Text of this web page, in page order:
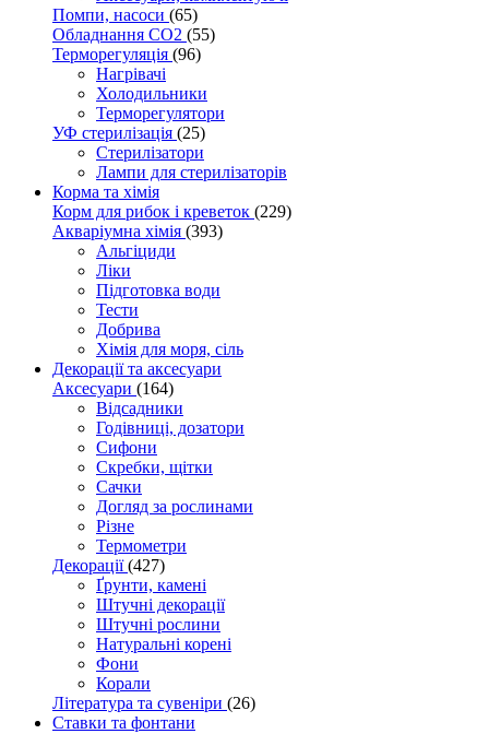
Помпи, насоси (65)
Обладнання CO2 (55)
Терморегуляція (96)
Нагрівачі
Холодильники
Терморегулятори
УФ стерилізація (25)
Стерилізатори
Лампи для стерилізаторів
Корма та хімія
Корм для рибок і креветок (229)
Акваріумна хімія (393)
Альгіциди
Ліки
Підготовка води
Тести
Добрива
Хімія для моря, сіль
Декорації та аксесуари
Аксесуари (164)
Відсадники
Годівниці, дозатори
Сифони
Скребки, щітки
Сачки
Догляд за рослинами
Різне
Термометри
Декорації(427)
Ґрунти, камені
Штучні декорації
Штучні рослини
Натуральні корені
Фони
Корали
Література та сувеніри (26)
Ставки та фонтани